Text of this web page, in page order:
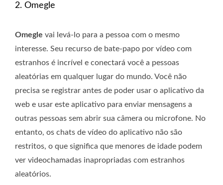
2. Omegle
Omegle vai levá-lo para a pessoa com o mesmo
interesse. Seu recurso de bate-papo por vídeo com
estranhos é incrível e conectará você a pessoas
aleatórias em qualquer lugar do mundo. Você não
precisa se registrar antes de poder usar o aplicativo da
web e usar este aplicativo para enviar mensagens a
outras pessoas sem abrir sua câmera ou microfone. No
entanto, os chats de vídeo do aplicativo não são
restritos, o que significa que menores de idade podem
ver videochamadas inapropriadas com estranhos
aleatórios.